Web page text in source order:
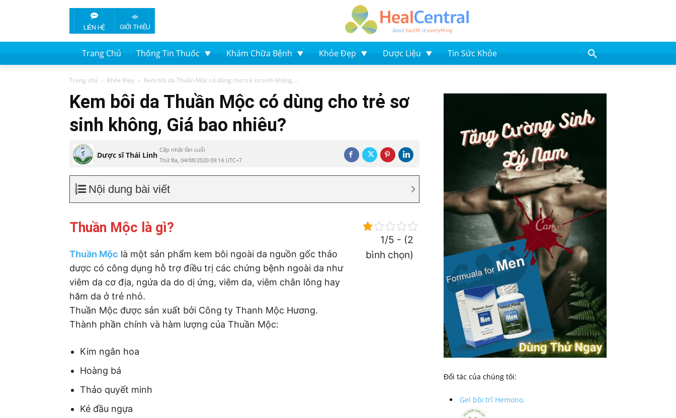
LIÊN HỆ GIỚI THIỆU
Trang Chủ Thông Tin Thuốc Khám Chữa Bệnh Khỏe Đẹp Dược Liệu Tin Sức Khỏe
Trang chủ Khỏe Đẹp Kem bôi da Thuần Mộc có dùng cho trẻ sơ sinh không,...
Kem bôi da Thuần Mộc có dùng cho trẻ sơ
sinh không, Giá bao nhiêu?
Dược sĩ Thái Linh
Cập nhật lần cuối
Thứ Ba, 04/08/2020 09:14 UTC+7
Nội dung bài viết
1/5 - (2
bình chọn)
Thuần Mộc là gì?
Thuần Mộc là một sản phẩm kem bôi ngoài da nguồn gốc thảo
dược có công dụng hỗ trợ điều trị các chứng bệnh ngoài da như
viêm da cơ địa, ngứa da do dị ứng, viêm da, viêm chân lông hay
hăm da ở trẻ nhỏ.
Thuần Mộc được sản xuất bởi Công ty Thanh Mộc Hương.
Thành phần chính và hàm lượng của Thuần Mộc:
Kim ngân hoa
Hoàng bá
Thảo quyết minh
Ké đầu ngựa
Đối tác của chúng tôi:
Gel bôi trĩ Hemono.